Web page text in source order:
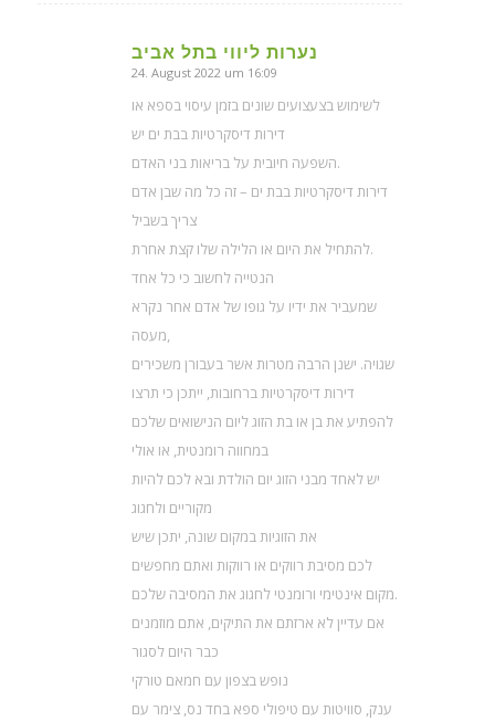
נערות ליווי בתל אביב
sagte:
24. August 2022 um 16:09
לשימוש בצעצועים שונים בזמן עיסוי בספא או
דירות דיסקרטיות בבת ים יש
השפעה חיובית על בריאות בני האדם.
דירות דיסקרטיות בבת ים – זה כל מה שבן אדם
צריך בשביל
להתחיל את היום או הלילה שלו קצת אחרת.
הנטייה לחשוב כי כל אחד
שמעביר את ידיו על גופו של אדם אחר נקרא
מעסה,
שגויה. ישנן הרבה מטרות אשר בעבורן משכירים
דירות דיסקרטיות ברחובות, ייתכן כי תרצו
להפתיע את בן או בת הזוג ליום הנישואים שלכם
במחווה רומנטית, או אולי
יש לאחד מבני הזוג יום הולדת ובא לכם להיות
מקוריים ולחגוג
את הזוגיות במקום שונה, יתכן שיש
לכם מסיבת רווקים או רווקות ואתם מחפשים
מקום אינטימי ורומנטי לחגוג את המסיבה שלכם.
אם עדיין לא ארזתם את התיקים, אתם מוזמנים
כבר היום לסגור
נופש בצפון עם חמאם טורקי
ענק, סוויטות עם טיפולי ספא בחד נס, צימר עם